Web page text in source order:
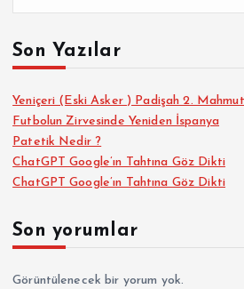
Son Yazılar
Yeniçeri (Eski Asker ) Padişah 2.
Futbolun Zirvesinde Yeniden İspanya
Patetik Nedir ?
ChatGPT Google’ın Tahtına Göz Dikti
ChatGPT Google’ın Tahtına Göz Dikti
Son yorumlar
Görüntülenecek bir yorum yok.